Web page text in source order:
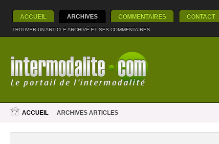
ACCUEIL ARCHIVES COMMENTAIRES CONTACT
TROUVER UN ARTICLE ARCHIVÉ ET SES COMMENTAIRES
ACCUEIL ARCHIVES ARTICLES